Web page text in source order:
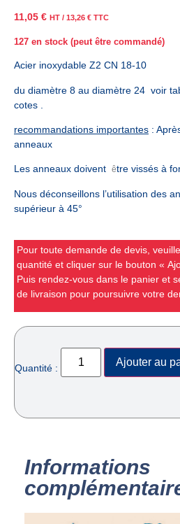
11,05 € HT / 13,26 € TTC
127 en stock (peut être commandé)
Acier inoxydable Z2 CN 18-10
du diamètre 8 au diamètre 24 voir
cotes .
recommandations importantes :
anneaux
Les anneaux doivent être vissés à
Nous déconseillons l’utilisation des
supérieur à 45°
Pour toute demande de devis,
quantité et cliquer sur le bouton «
Puis rendez-vous dans le panier et
de livraison pour poursuivre votre
Quantité : Ajouter au
Informations